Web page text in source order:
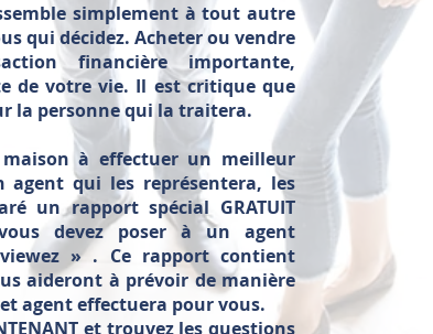
simplement à tout autre
qui décidez. Acheter ou vendre
financière importante,
de votre vie. Il est critique que
la personne qui la traitera.
à effectuer un meilleur
agent qui les représentera, les
un rapport spécial GRATUIT
devez poser à un agent
» . Ce rapport contient
aideront à prévoir de manière
agent effectuera pour vous.
et trouvez les questions